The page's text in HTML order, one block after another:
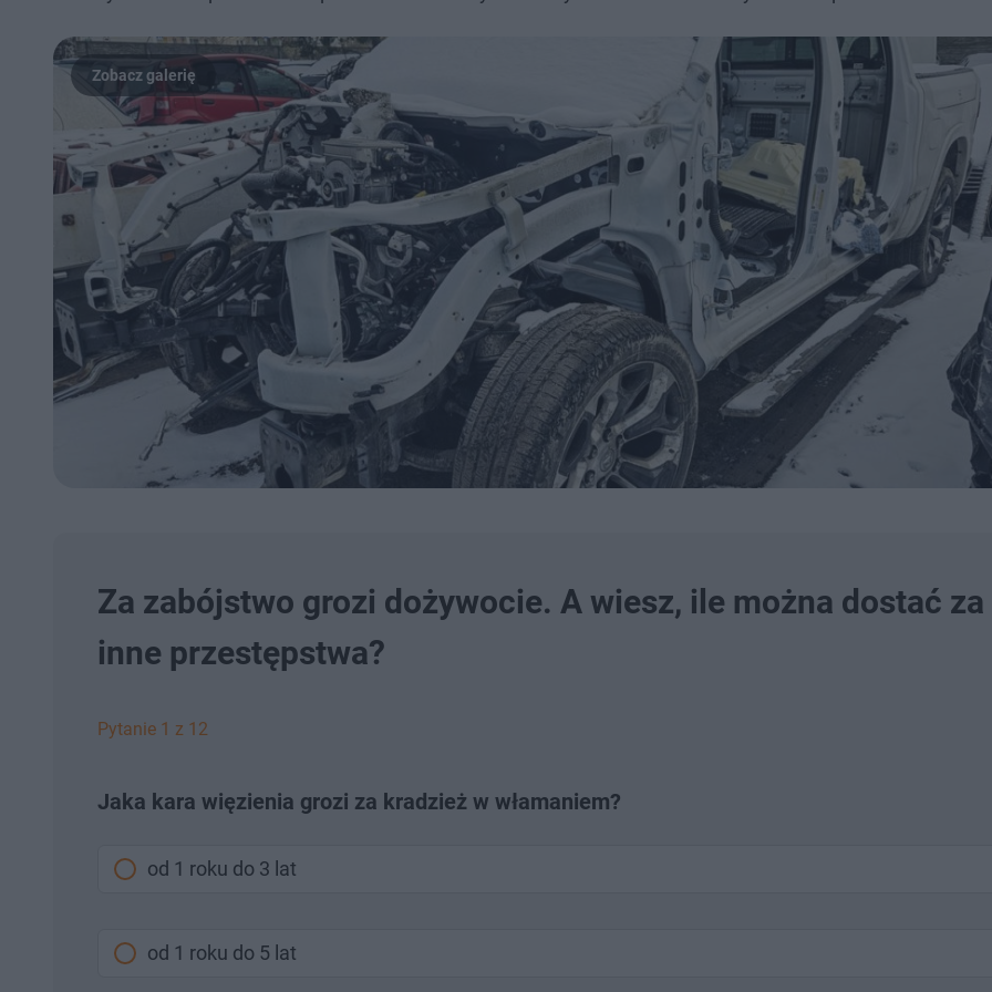
Za zabójstwo grozi dożywocie. A wiesz, ile można dostać za
inne przestępstwa?
Pytanie 1 z 12
Jaka kara więzienia grozi za kradzież w włamaniem?
od 1 roku do 3 lat
od 1 roku do 5 lat